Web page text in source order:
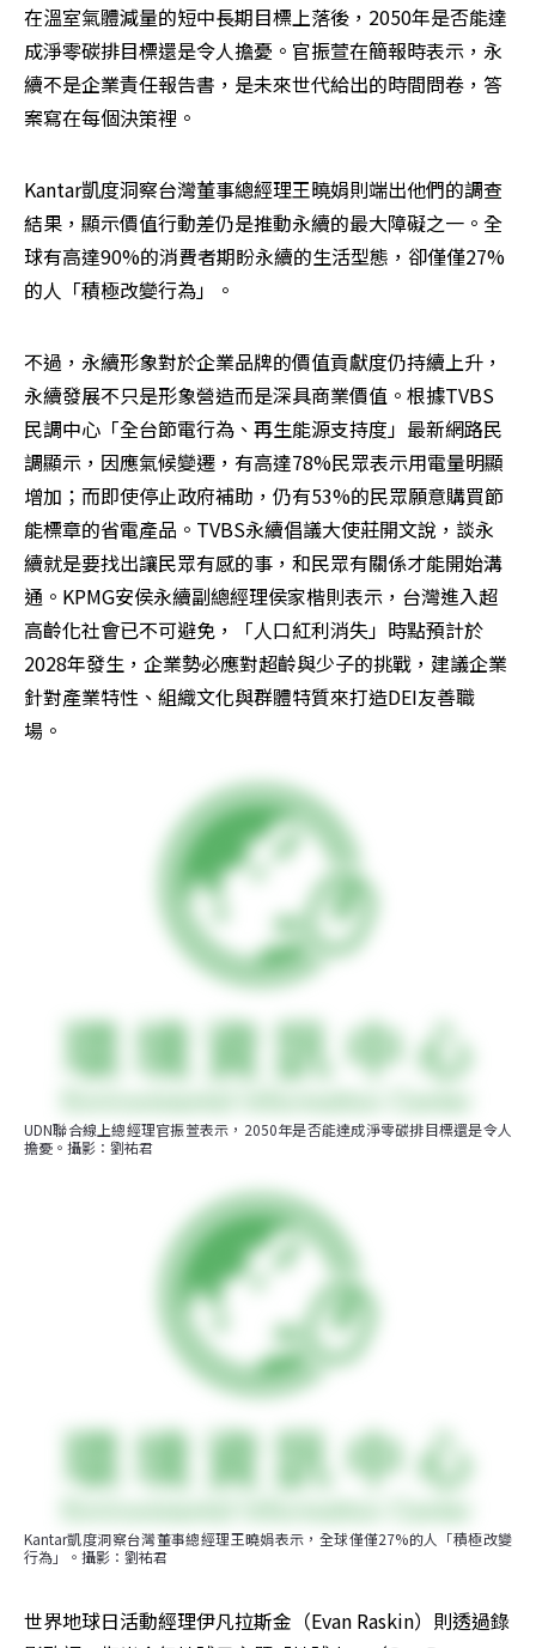
在溫室氣體減量的短中長期目標上落後，2050年是否能達
成淨零碳排目標還是令人擔憂。官振萱在簡報時表示，永
續不是企業責任報告書，是未來世代給出的時間問卷，答
案寫在每個決策裡。
Kantar凱度洞察台灣董事總經理王曉娟則端出他們的調查
結果，顯示價值行動差仍是推動永續的最大障礙之一。全
球有高達90%的消費者期盼永續的生活型態，卻僅僅27%
的人「積極改變行為」。
不過，永續形象對於企業品牌的價值貢獻度仍持續上升，
永續發展不只是形象營造而是深具商業價值。根據TVBS
民調中心「全台節電行為、再生能源支持度」最新網路民
調顯示，因應氣候變遷，有高達78%民眾表示用電量明顯
增加；而即使停止政府補助，仍有53%的民眾願意購買節
能標章的省電產品。TVBS永續倡議大使莊開文說，談永
續就是要找出讓民眾有感的事，和民眾有關係才能開始溝
通。KPMG安侯永續副總經理侯家楷則表示，台灣進入超
高齡化社會已不可避免，「人口紅利消失」時點預計於
2028年發生，企業勢必應對超齡與少子的挑戰，建議企業
針對產業特性、組織文化與群體特質來打造DEI友善職
場。
UDN聯合線上總經理官振萱表示，2050年是否能達成淨零碳排目標還是令人
擔憂。攝影：劉祐君
Kantar凱度洞察台灣董事總經理王曉娟表示，全球僅僅27%的人「積極改變
行為」。攝影：劉祐君
世界地球日活動經理伊凡拉斯金（Evan Raskin）則透過錄